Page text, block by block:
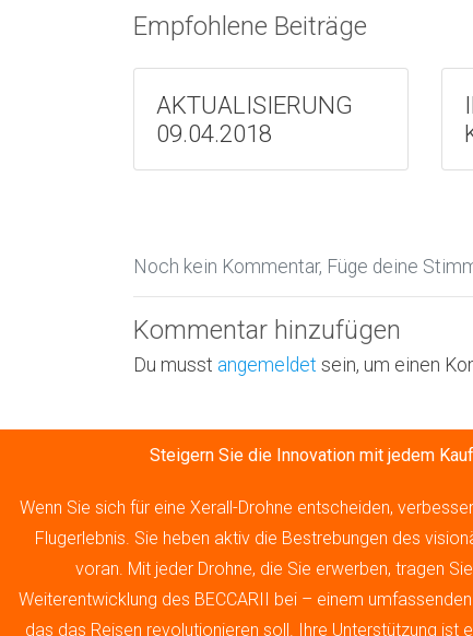
Empfohlene Beiträge
AKTUALISIERUNG
09.04.2018
Noch kein Kommentar, Füge deine
Kommentar hinzufügen
Du musst angemeldet sein, um einen
Steigern Sie die Innovation mit jedem Kauf
Wenn Sie sich für eine Xerall-Drohne entscheiden,
Flugerlebnis. Sie heben aktiv die Bestrebungen des
voran. Mit jeder Drohne, die Sie erwerben, tragen
Weiterentwicklung des BECCARII bei – einem
das das Reisen revolutionieren soll. Ihre Unterstützung ist